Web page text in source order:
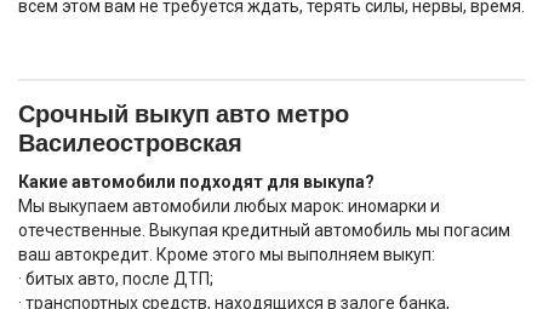
всем этом вам не требуется ждать, терять силы, нервы, время.
Срочный выкуп авто метро
Василеостровская
Какие автомобили подходят для выкупа?
Мы выкупаем автомобили любых марок: иномарки и
отечественные. Выкупая кредитный автомобиль мы погасим
ваш автокредит. Кроме этого мы выполняем выкуп:
· битых авто, после ДТП;
· транспортных средств, находящихся в залоге банка,